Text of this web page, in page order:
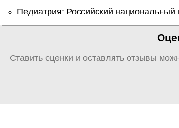
Педиатрия: Российский
Ставить оценки и оставлять отзывы